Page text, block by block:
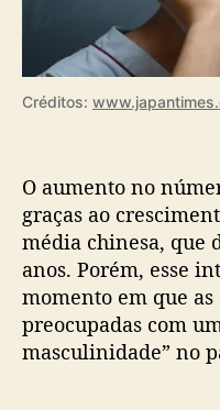
Créditos:
O aumento no
graças ao
média chinesa, que
anos. Porém, esse
momento em que
preocupadas com
masculinidade” no